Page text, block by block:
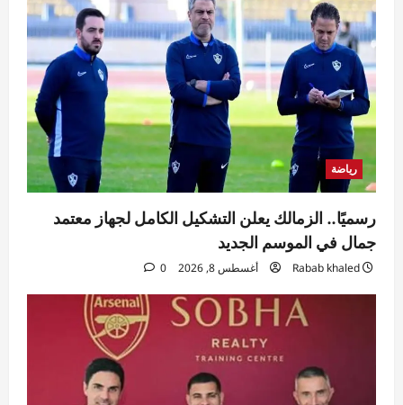
رياضة
رسميًا.. الزمالك يعلن التشكيل الكامل لجهاز معتمد
جمال في الموسم الجديد
Rabab khaled أغسطس 8, 2026 0